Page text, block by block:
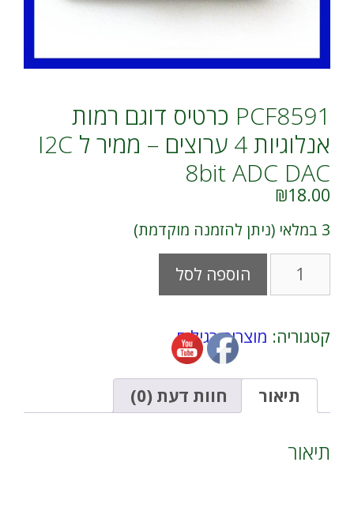
PCF8591 כרטיס דוגם רמות
אנלוגיות 4 ערוצים – ממיר ל I2C
8bit ADC DAC
₪18.00
3 במלאי (ניתן להזמנה מוקדמת)
כמות
PCF8591
דוגם
רמות
ערוצים
-
ל
I2C
הוספה לסל
t
i
v
קטגוריה: מוצרים רגילים
תיאור חוות דעת (0)
תיאור